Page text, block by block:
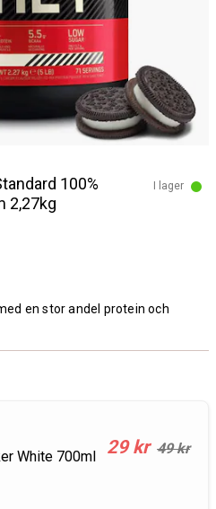
100%
2,27kg
I lager
en stor andel protein och
White 700ml 29 kr 49 kr